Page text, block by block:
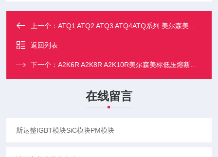
上一个：ATQ1 ATQ2 ATQ3 ATQ4ATQ系列 美尔森美标低压熔断器
返回列表
下一个：A2K6R A2K8R A2K10R美尔森美标低压熔断器 A2K系列
在线留言